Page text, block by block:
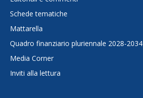
Schede tematiche
Mattarella
Quadro finanziario pluriennale 2028-2034
Media Corner
Inviti alla lettura